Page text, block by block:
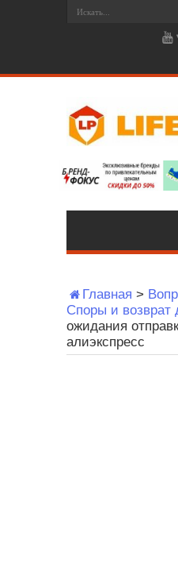
Главная >
Споры и возврат
ожидания
алиэкспресс